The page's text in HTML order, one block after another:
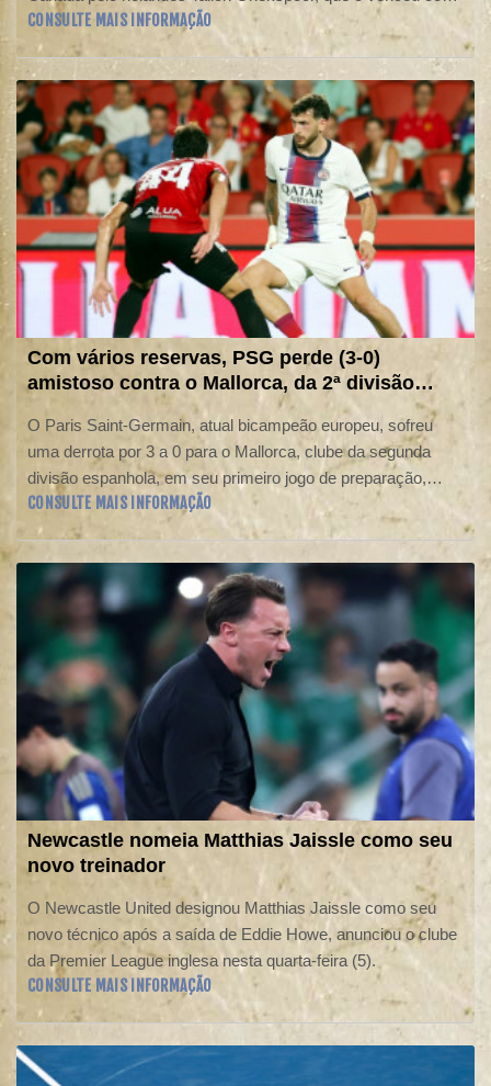
parciais de 6-7 (7/3), 6-2 e 6-4 na segunda rodada.
CONSULTE MAIS INFORMAÇÃO
Com vários reservas, PSG perde (3-0)
amistoso contra o Mallorca, da 2ª divisão
espanhola
O Paris Saint-Germain, atual bicampeão europeu, sofreu
uma derrota por 3 a 0 para o Mallorca, clube da segunda
divisão espanhola, em seu primeiro jogo de preparação,
nesta quarta-feira (5), no estádio Son Moix, em Palma.
CONSULTE MAIS INFORMAÇÃO
Newcastle nomeia Matthias Jaissle como seu
novo treinador
O Newcastle United designou Matthias Jaissle como seu
novo técnico após a saída de Eddie Howe, anunciou o clube
da Premier League inglesa nesta quarta-feira (5).
CONSULTE MAIS INFORMAÇÃO